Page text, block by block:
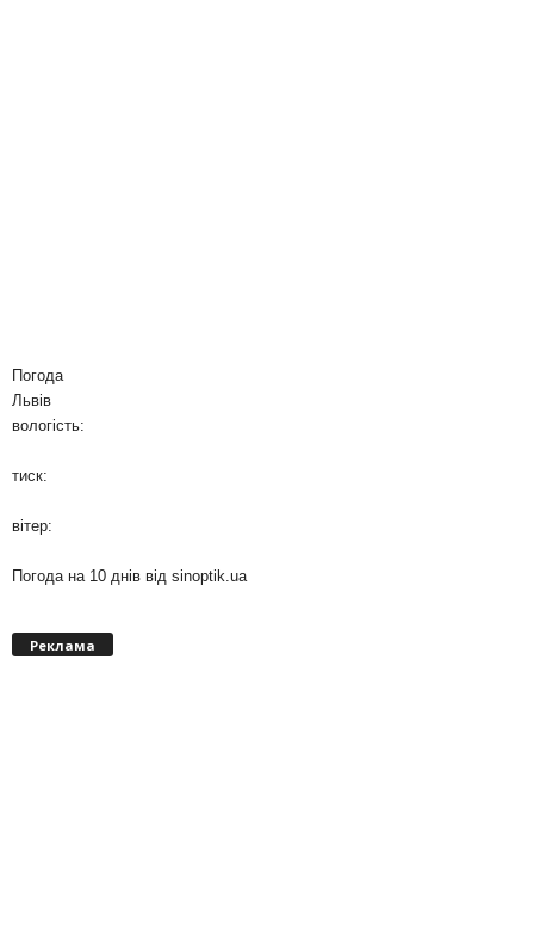
Погода
Львів
вологість:
тиск:
вітер:
Погода на 10 днів від sinoptik.ua
Реклама